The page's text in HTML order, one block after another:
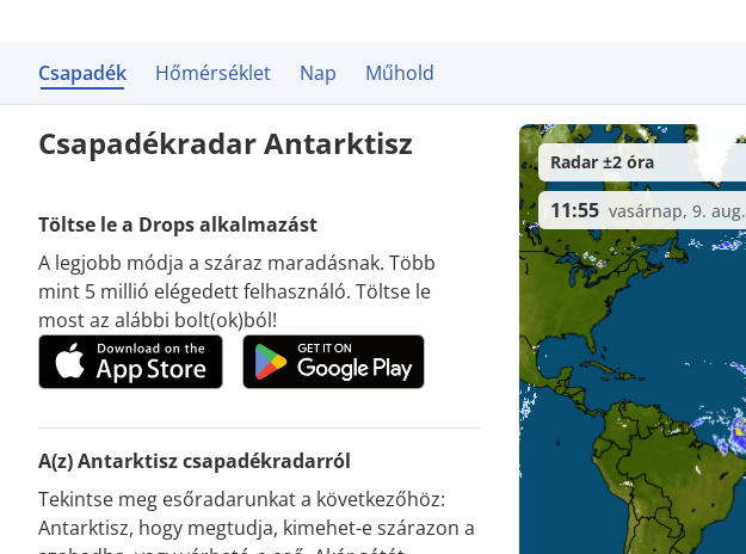
Csapadék Hőmérséklet Nap Műhold
Csapadékradar Antarktisz
Töltse le a Drops alkalmazást
A legjobb módja a száraz maradásnak. Több
mint 5 millió elégedett felhasználó. Töltse le
most az alábbi bolt(ok)ból!
A(z) Antarktisz csapadékradarról
Tekintse meg esőradarunkat a következőhöz:
Antarktisz, hogy megtudja, kimehet-e szárazon a
Radar ±2 óra
11:55vasárnap, 9. aug.